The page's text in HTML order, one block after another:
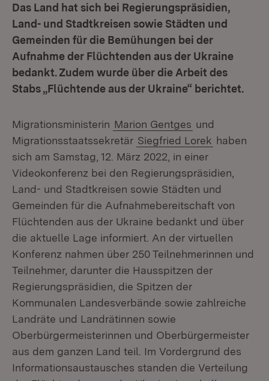
Das Land hat sich bei Regierungspräsidien,
Land- und Stadtkreisen sowie Städten und
Gemeinden für die Bemühungen bei der
Aufnahme der Flüchtenden aus der Ukraine
bedankt. Zudem wurde über die Arbeit des
Stabs „Flüchtende aus der Ukraine“ berichtet.
Migrationsministerin Marion Gentges und
Migrationsstaatssekretär Siegfried Lorek haben
sich am Samstag, 12. März 2022, in einer
Videokonferenz bei den Regierungspräsidien,
Land- und Stadtkreisen sowie Städten und
Gemeinden für die Aufnahmebereitschaft von
Flüchtenden aus der Ukraine bedankt und über
die aktuelle Lage informiert. An der virtuellen
Konferenz nahmen über 250 Teilnehmerinnen und
Teilnehmer, darunter die Hausspitzen der
Regierungspräsidien, die Spitzen der
Kommunalen Landesverbände sowie zahlreiche
Landräte und Landrätinnen sowie
Oberbürgermeisterinnen und Oberbürgermeister
aus dem ganzen Land teil. Im Vordergrund des
Informationsaustausches standen die Verteilung